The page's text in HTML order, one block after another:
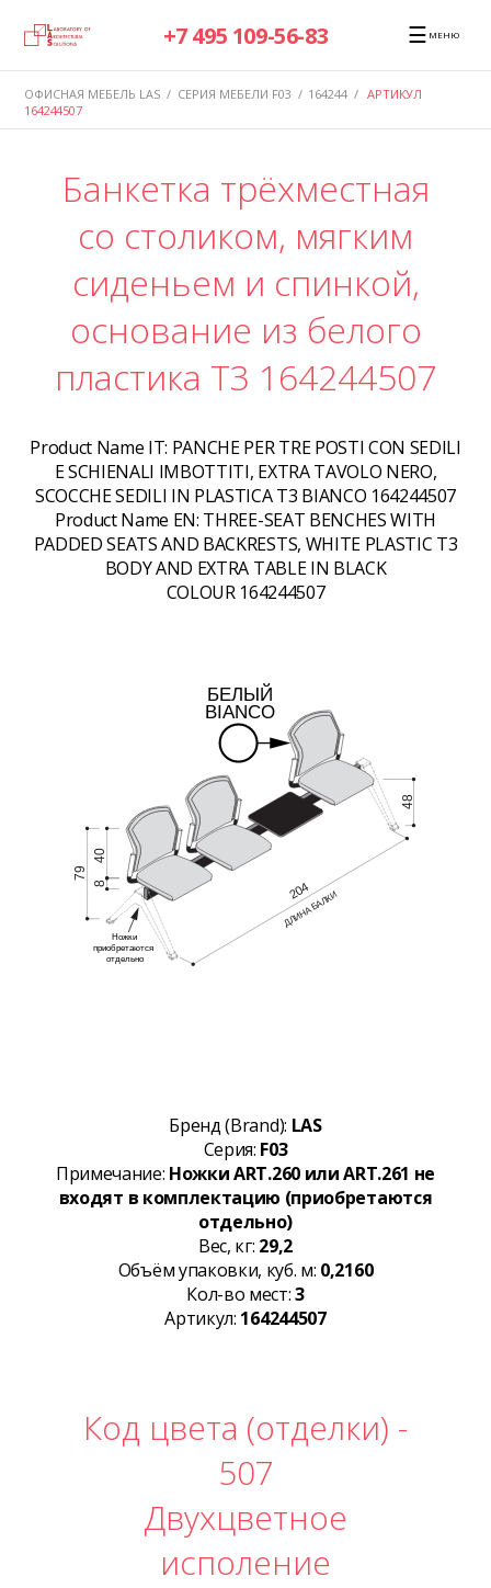
+7 495 109-56-83 ☰ МЕНЮ
ОФИСНАЯ МЕБЕЛЬ LAS / СЕРИЯ МЕБЕЛИ F03 / 164244 / АРТИКУЛ
164244507
Банкетка трёхместная
со столиком, мягким
сиденьем и спинкой,
основание из белого
пластика T3 164244507
Product Name IT: PANCHE PER TRE POSTI CON SEDILI
E SCHIENALI IMBOTTITI, EXTRA TAVOLO NERO,
SCOCCHE SEDILI IN PLASTICA T3 BIANCO 164244507
Product Name EN: THREE-SEAT BENCHES WITH
PADDED SEATS AND BACKRESTS, WHITE PLASTIC T3
BODY AND EXTRA TABLE IN BLACK
COLOUR 164244507
Бренд (Brand): LAS
Серия: F03
Примечание: Ножки ART.260 или ART.261 не
входят в комплектацию (приобретаются
отдельно)
Вес, кг: 29,2
Объём упаковки, куб. м: 0,2160
Кол-во мест:3
Артикул: 164244507
Код цвета (отделки) -
507
Двухцветное
исполение